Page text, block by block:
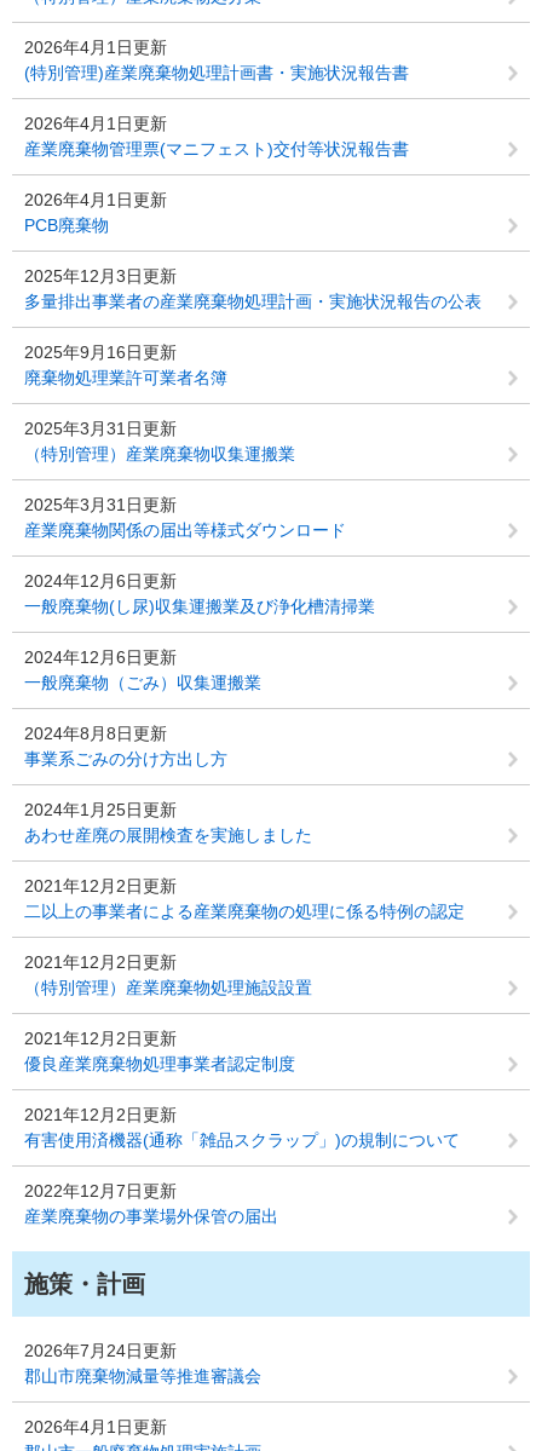
2026年4月1日更新
(特別管理)産業廃棄物処理計画書・実施状況報告書
2026年4月1日更新
産業廃棄物管理票(マニフェスト)交付等状況報告書
2026年4月1日更新
PCB廃棄物
2025年12月3日更新
多量排出事業者の産業廃棄物処理計画・実施状況報告の公表
2025年9月16日更新
廃棄物処理業許可業者名簿
2025年3月31日更新
（特別管理）産業廃棄物収集運搬業
2025年3月31日更新
産業廃棄物関係の届出等様式ダウンロード
2024年12月6日更新
一般廃棄物(し尿)収集運搬業及び浄化槽清掃業
2024年12月6日更新
一般廃棄物（ごみ）収集運搬業
2024年8月8日更新
事業系ごみの分け方出し方
2024年1月25日更新
あわせ産廃の展開検査を実施しました
2021年12月2日更新
二以上の事業者による産業廃棄物の処理に係る特例の認定
2021年12月2日更新
（特別管理）産業廃棄物処理施設設置
2021年12月2日更新
優良産業廃棄物処理事業者認定制度
2021年12月2日更新
有害使用済機器(通称「雑品スクラップ」)の規制について
2022年12月7日更新
産業廃棄物の事業場外保管の届出
施策・計画
2026年7月24日更新
郡山市廃棄物減量等推進審議会
2026年4月1日更新